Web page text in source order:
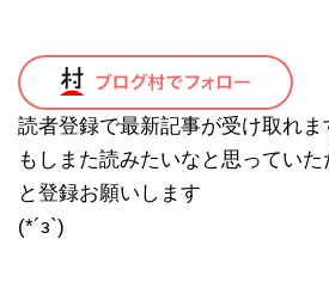
読者登録で最新記事が受け取れま
もしまた読みたいなと思ってい
と登録お願いします
(*´з`)